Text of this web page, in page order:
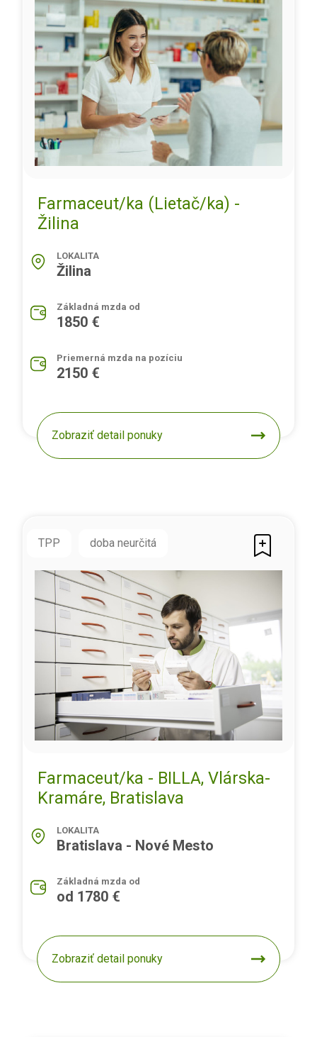
Farmaceut/ka (Lietač/ka) -
Žilina
LOKALITA
Žilina
Základná mzda od
1850 €
Priemerná mzda na pozíciu
2150 €
Zobraziť detail ponuky
TPP doba neurčitá
Farmaceut/ka - BILLA, Vlárska-
Kramáre, Bratislava
LOKALITA
Bratislava - Nové Mesto
Základná mzda od
od 1780 €
Zobraziť detail ponuky